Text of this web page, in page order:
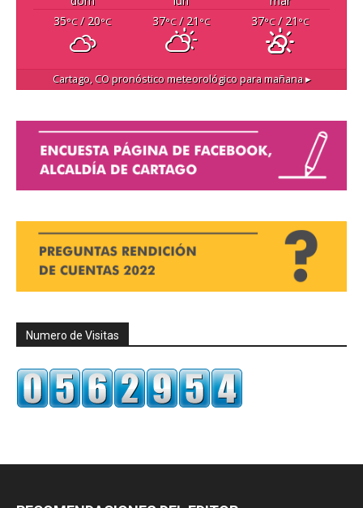
35°C/ 20°C 37°C/ 21 °C 37°C/ 21 °C
Cartago, COpronóstico meteorológico para mañana ▸
Numero de Visitas